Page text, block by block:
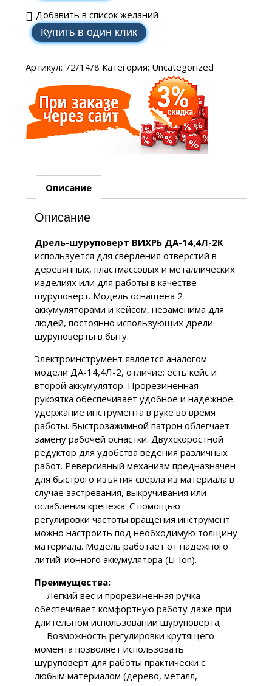
Добавить в список желаний
Купить в один клик
Артикул: 72/14/8 Категория: Uncategorized
Описание
Описание
Дрель-шуруповерт ВИХРЬ ДА-14,4Л-2К
используется для сверления отверстий в
деревянных, пластмассовых и металлических
изделиях или для работы в качестве
шуруповерт. Модель оснащена 2
аккумуляторами и кейсом, незаменима для
людей, постоянно использующих дрели-
шуруповерты в быту.
Электроинструмент является аналогом
модели ДА-14,4Л-2, отличие: есть кейс и
второй аккумулятор. Прорезиненная
рукоятка обеспечивает удобное и надёжное
удержание инструмента в руке во время
работы. Быстрозажимной патрон облегчает
замену рабочей оснастки. Двухскоростной
редуктор для удобства ведения различных
работ. Реверсивный механизм предназначен
для быстрого изъятия сверла из материала в
случае застревания, выкручивания или
ослабления крепежа. С помощью
регулировки частоты вращения инструмент
можно настроить под необходимую толщину
материала. Модель работает от надёжного
литий-ионного аккумулятора (Li-Ion).
Преимущества:
— Лёгкий вес и прорезиненная ручка
обеспечивает комфортную работу даже при
длительном использовании шуруповерта;
— Возможность регулировки крутящего
момента позволяет использовать
шуруповерт для работы практически с
любым материалом (дерево, металл,